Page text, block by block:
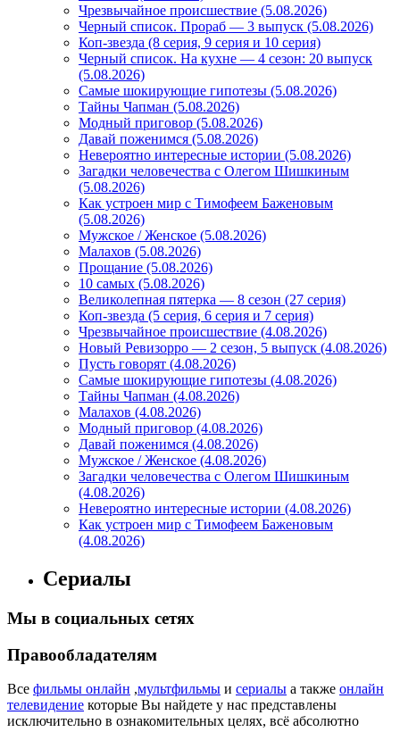
Чрезвычайное происшествие (5.08.2026)
Черный список. Прораб — 3 выпуск (5.08.2026)
Коп-звезда (8 серия, 9 серия и 10 серия)
Черный список. На кухне — 4 сезон: 20 выпуск
(5.08.2026)
Самые шокирующие гипотезы (5.08.2026)
Тайны Чапман (5.08.2026)
Модный приговор (5.08.2026)
Давай поженимся (5.08.2026)
Невероятно интересные истории (5.08.2026)
Загадки человечества с Олегом Шишкиным
(5.08.2026)
Как устроен мир с Тимофеем Баженовым
(5.08.2026)
Мужское / Женское (5.08.2026)
Малахов (5.08.2026)
Прощание (5.08.2026)
10 самых (5.08.2026)
Великолепная пятерка — 8 сезон (27 серия)
Коп-звезда (5 серия, 6 серия и 7 серия)
Чрезвычайное происшествие (4.08.2026)
Новый Ревизорро — 2 сезон, 5 выпуск (4.08.2026)
Пусть говорят (4.08.2026)
Самые шокирующие гипотезы (4.08.2026)
Тайны Чапман (4.08.2026)
Малахов (4.08.2026)
Модный приговор (4.08.2026)
Давай поженимся (4.08.2026)
Мужское / Женское (4.08.2026)
Загадки человечества с Олегом Шишкиным
(4.08.2026)
Невероятно интересные истории (4.08.2026)
Как устроен мир с Тимофеем Баженовым
(4.08.2026)
Сериалы
Мы в социальных сетях
Правообладателям
Все фильмы онлайн ,мультфильмы и сериалы а также онлайн
телевидение которые Вы найдете у нас представлены
исключительно в ознакомительных целях, всё абсолютно